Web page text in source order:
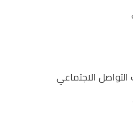
الاجتماعي